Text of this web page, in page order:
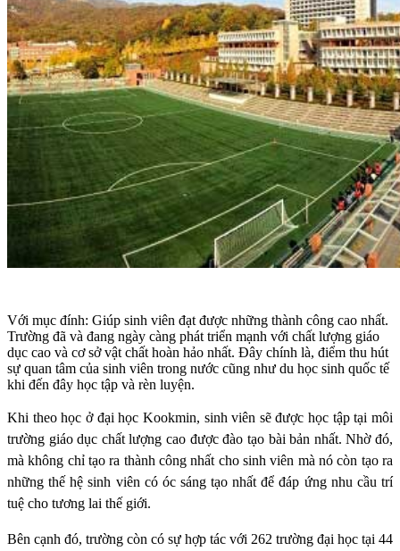
Với mục đính: Giúp sinh viên đạt được những thành công cao nhất.
Trường đã và đang ngày càng phát triển mạnh với chất lượng giáo
dục cao và cơ sở vật chất hoàn hảo nhất. Đây chính là, điểm thu hút
sự quan tâm của sinh viên trong nước cũng như du học sinh quốc tế
khi đến đây học tập và rèn luyện.
Khi theo học ở đại học Kookmin, sinh viên sẽ được học tập tại môi
trường giáo dục chất lượng cao được đào tạo bài bản nhất. Nhờ đó,
mà không chỉ tạo ra thành công nhất cho sinh viên mà nó còn tạo ra
những thế hệ sinh viên có óc sáng tạo nhất để đáp ứng nhu cầu trí
tuệ cho tương lai thế giới.
Bên cạnh đó, trường còn có sự hợp tác với 262 trường đại học tại 44